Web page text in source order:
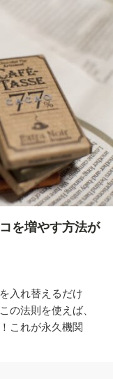
を増やす方法が
入れ替えるだけ
の法則を使えば、
これが永久機関